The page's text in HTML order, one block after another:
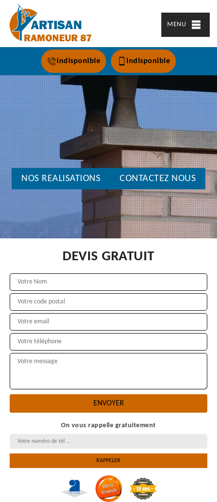
MENU
indisponible indisponible
NOS REALISATIONS CONTACTEZ NOUS
DEVIS GRATUIT
On vous rappelle gratuitement